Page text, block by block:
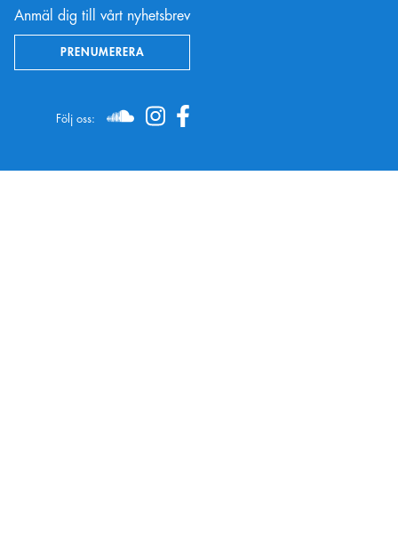
Anmäl dig till vårt nyhetsbrev
PRENUMERERA
Följ oss: SOUNDCLOUD
INSTAGRAM
FACEBOOK